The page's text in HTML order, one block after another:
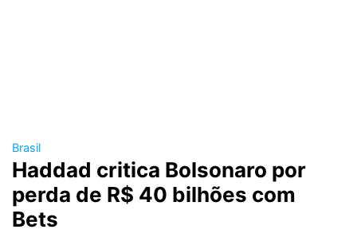
Brasil
Haddad critica Bolsonaro por
perda de R$ 40 bilhões com
Bets